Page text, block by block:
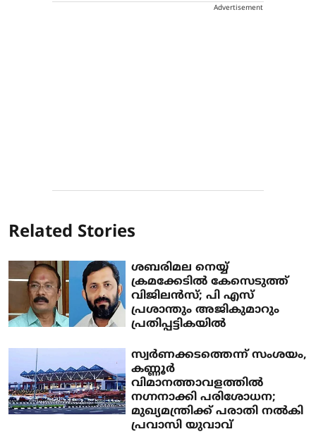
Advertisement
Related Stories
ശബരിമല നെയ്യ്
ക്രമക്കേടില്‍ കേസെടുത്ത്
വിജിലന്‍സ്; പി എസ്
പ്രശാന്തും അജികുമാറും
പ്രതിപ്പട്ടികയില്‍
സ്വര്‍ണക്കടത്തെന്ന് സംശയം,
കണ്ണൂര്‍
വിമാനത്താവളത്തില്‍
നഗ്നനാക്കി പരിശോധന;
മുഖ്യമന്ത്രിക്ക് പരാതി നല്‍കി
പ്രവാസി യുവാവ്